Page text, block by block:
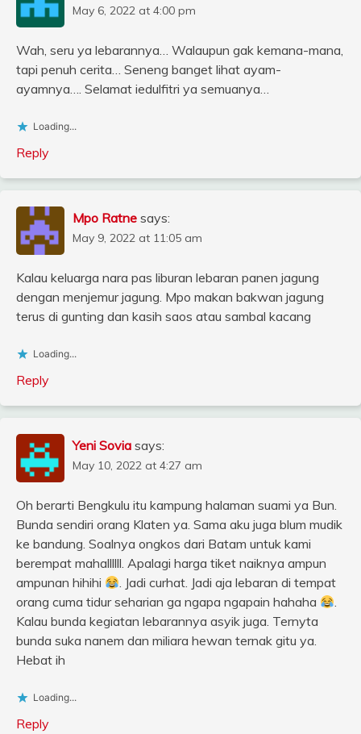
May 6, 2022 at 4:00 pm
Wah, seru ya lebarannya… Walaupun gak kemana-mana,
tapi penuh cerita… Seneng banget lihat ayam-
ayamnya…. Selamat iedulfitri ya semuanya…
Loading...
Reply
Mpo Ratne says:
May 9, 2022 at 11:05 am
Kalau keluarga nara pas liburan lebaran panen jagung
dengan menjemur jagung. Mpo makan bakwan jagung
terus di gunting dan kasih saos atau sambal kacang
Loading...
Reply
Yeni Sovia says:
May 10, 2022 at 4:27 am
Oh berarti Bengkulu itu kampung halaman suami ya Bun.
Bunda sendiri orang Klaten ya. Sama aku juga blum mudik
ke bandung. Soalnya ongkos dari Batam untuk kami
berempat mahallllll. Apalagi harga tiket naiknya ampun
ampunan hihihi
. Jadi curhat. Jadi aja lebaran di tempat
orang cuma tidur seharian ga ngapa ngapain hahaha
.
Kalau bunda kegiatan lebarannya asyik juga. Ternyta
bunda suka nanem dan miliara hewan ternak gitu ya.
Hebat ih
Loading...
Reply